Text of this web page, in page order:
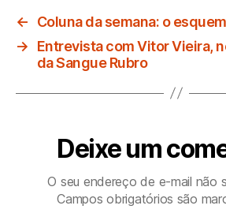
←
Coluna da semana: o
→
Entrevista com Vitor Vieira,
da Sangue Rubro
Deixe um
O seu endereço de e-mail não
Campos obrigatórios são